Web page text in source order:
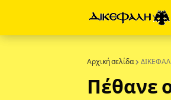
Αρχική σελίδα
Πέθανε